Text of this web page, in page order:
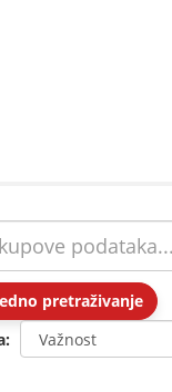
pretraživanje